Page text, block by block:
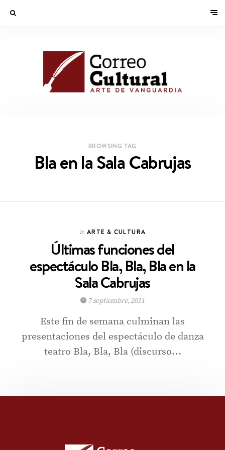
BROWSING TAG
Bla en la Sala Cabrujas
In ARTE & CULTURA
Últimas funciones del
espectáculo Bla, Bla, Bla en la
Sala Cabrujas
7 septiembre, 2011
Este fin de semana culminan las
presentaciones del espectáculo de danza
teatro Bla, Bla, Bla (discurso…